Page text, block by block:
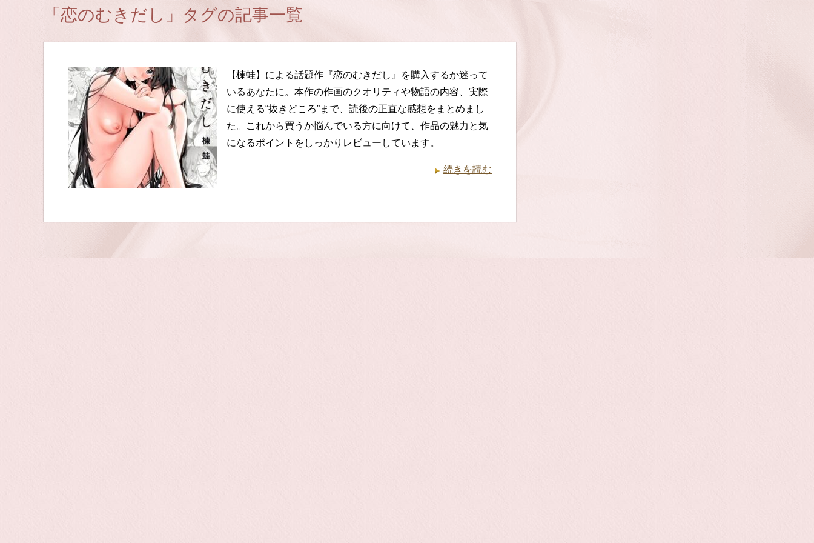
「恋のむきだし」タグの記事一覧
【楝蛙】による話題作『恋のむきだし』を購入するか迷って
いるあなたに。本作の作画のクオリティや物語の内容、実際
に使える“抜きどころ”まで、読後の正直な感想をまとめまし
た。これから買うか悩んでいる方に向けて、作品の魅力と気
になるポイントをしっかりレビューしています。
続きを読む